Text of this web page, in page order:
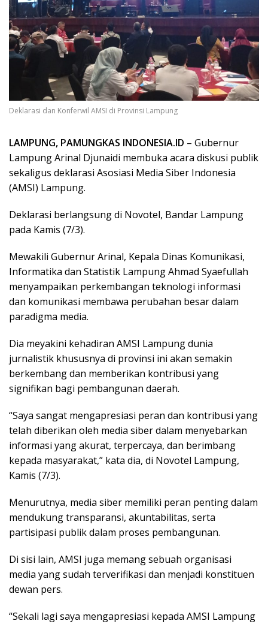
Deklarasi dan Konferwil AMSI di Provinsi Lampung
LAMPUNG, PAMUNGKAS INDONESIA.ID – Gubernur
Lampung Arinal Djunaidi membuka acara diskusi publik
sekaligus deklarasi Asosiasi Media Siber Indonesia
(AMSI) Lampung.
Deklarasi berlangsung di Novotel, Bandar Lampung
pada Kamis (7/3).
Mewakili Gubernur Arinal, Kepala Dinas Komunikasi,
Informatika dan Statistik Lampung Ahmad Syaefullah
menyampaikan perkembangan teknologi informasi
dan komunikasi membawa perubahan besar dalam
paradigma media.
Dia meyakini kehadiran AMSI Lampung dunia
jurnalistik khususnya di provinsi ini akan semakin
berkembang dan memberikan kontribusi yang
signifikan bagi pembangunan daerah.
“Saya sangat mengapresiasi peran dan kontribusi yang
telah diberikan oleh media siber dalam menyebarkan
informasi yang akurat, terpercaya, dan berimbang
kepada masyarakat,” kata dia, di Novotel Lampung,
Kamis (7/3).
Menurutnya, media siber memiliki peran penting dalam
mendukung transparansi, akuntabilitas, serta
partisipasi publik dalam proses pembangunan.
Di sisi lain, AMSI juga memang sebuah organisasi
media yang sudah terverifikasi dan menjadi konstituen
dewan pers.
“Sekali lagi saya mengapresiasi kepada AMSI Lampung